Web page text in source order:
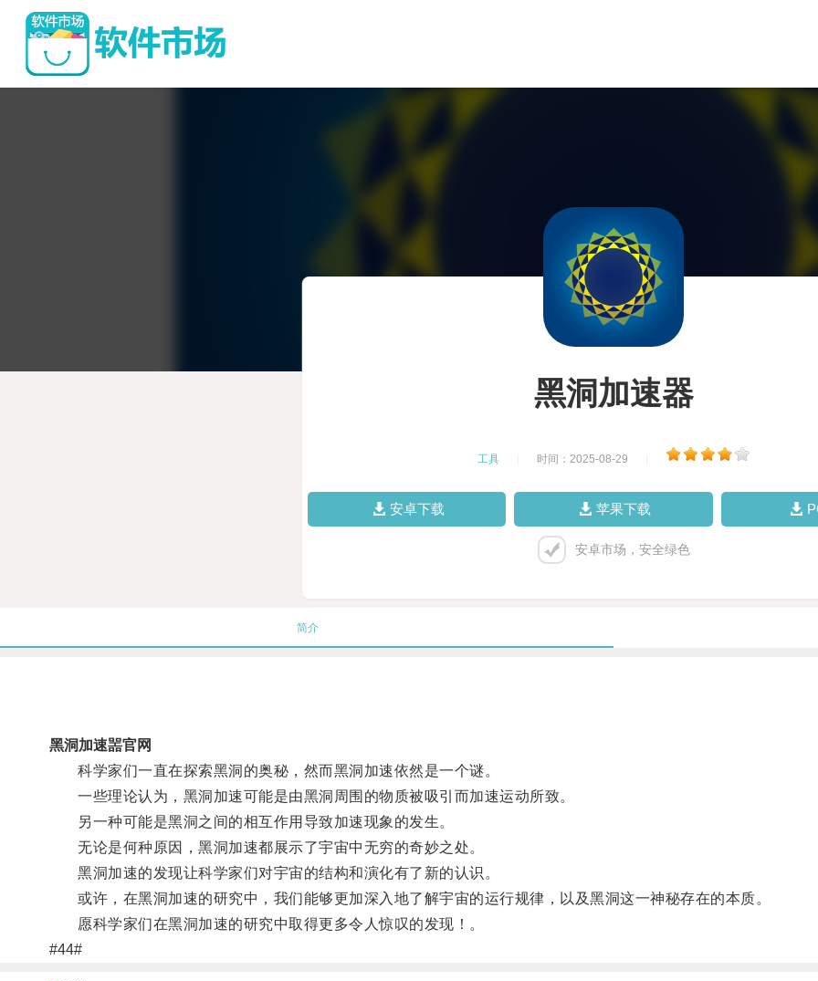
黑洞加速器
工具 时间：2025-08-29
安卓下载 苹果下载
安卓市场，安全绿色
简介
黑洞加速噐官网
科学家们一直在探索黑洞的奥秘，然而黑洞加速依然是一个谜。
一些理论认为，黑洞加速可能是由黑洞周围的物质被吸引而加速运动所致。
另一种可能是黑洞之间的相互作用导致加速现象的发生。
无论是何种原因，黑洞加速都展示了宇宙中无穷的奇妙之处。
黑洞加速的发现让科学家们对宇宙的结构和演化有了新的认识。
或许，在黑洞加速的研究中，我们能够更加深入地了解宇宙的运行规律，以及黑洞这一神秘存在的本质。
愿科学家们在黑洞加速的研究中取得更多令人惊叹的发现！。
#44#